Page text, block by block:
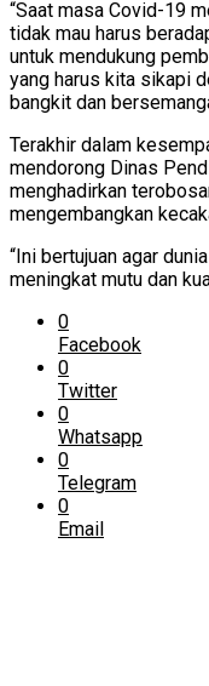
“Saat masa Covid-19
tidak mau harus
untuk mendukung
yang harus kita sikapi
bangkit dan
Terakhir dalam
mendorong Dinas
menghadirkan
mengembangkan
“Ini bertujuan agar
meningkat mutu dan
0
Facebook
0
Twitter
0
Whatsapp
0
Telegram
0
Email